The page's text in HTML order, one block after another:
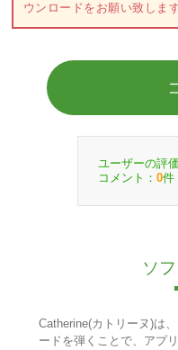
ウンロードをお願い致します
ユーザーの評
コメント： 0件
ソ
Catherine(カトリーヌ)は
ードを弾くことで、アプ